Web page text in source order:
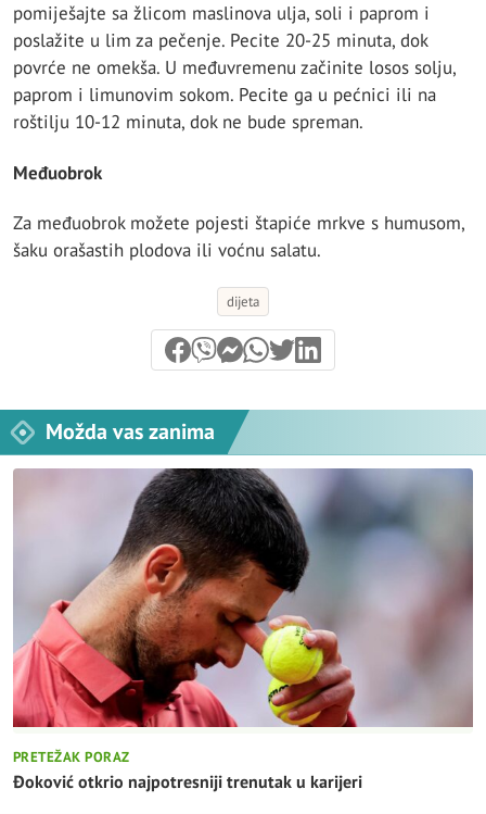
pomiješajte sa žlicom maslinova ulja, soli i paprom i
poslažite u lim za pečenje. Pecite 20-25 minuta, dok
povrće ne omekša. U međuvremenu začinite losos solju,
paprom i limunovim sokom. Pecite ga u pećnici ili na
roštilju 10-12 minuta, dok ne bude spreman.
Međuobrok
Za međuobrok možete pojesti štapiće mrkve s humusom,
šaku orašastih plodova ili voćnu salatu.
dijeta
Možda vas zanima
PRETEŽAK PORAZ
Đoković otkrio najpotresniji trenutak u karijeri